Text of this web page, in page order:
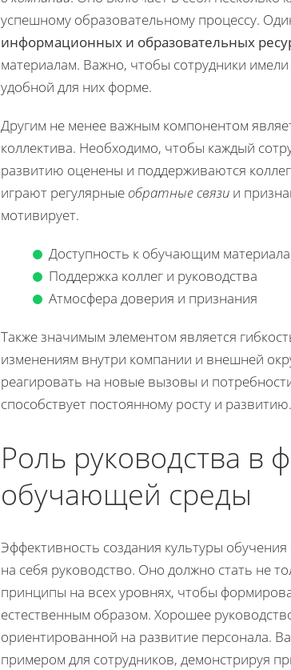
успешному образовательному процессу.
информационных и образовательных
материалам. Важно, чтобы сотрудники
удобной для них форме.
Другим не менее важным компонентом
коллектива. Необходимо, чтобы каждый
развитию оценены и поддерживаются
играют регулярныеобратные связи и
мотивирует.
Доступность к обучающим
Поддержка коллег и руководства
Атмосфера доверия и признания
Также значимым элементом является
изменениям внутри компании и внешней
реагировать на новые вызовы и
способствует постоянному росту и развитию.
Роль руководства в
обучающей среды
Эффективность создания культуры
на себя руководство. Оно должно стать не
принципы на всех уровнях, чтобы
естественным образом. Хорошее
ориентированной на развитие персонала.
примером для сотрудников, демонстрируя